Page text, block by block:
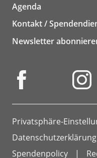
Agenda
Kontakt /
Newsletter
Privatsphäre-
Datenschutzerklärung
Spendenpolicy